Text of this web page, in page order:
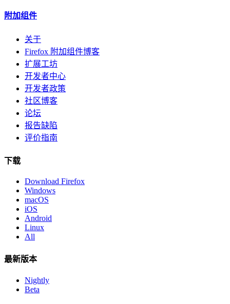
附加组件
关于
Firefox 附加组件博客
扩展工坊
开发者中心
开发者政策
社区博客
论坛
报告缺陷
评价指南
下载
Download Firefox
Windows
macOS
iOS
Android
Linux
All
最新版本
Nightly
Beta